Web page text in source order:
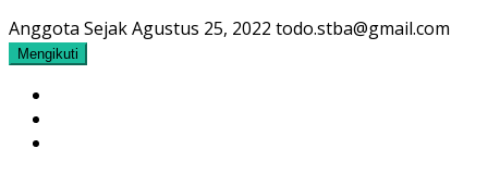
Anggota Sejak Agustus 25, 2022 todo.stba@gmail.com
Mengikuti